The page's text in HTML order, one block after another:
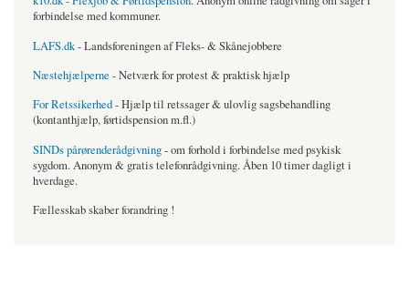
forbindelse med kommuner.
LAFS.dk- Landsforeningen af Fleks- & Skånejobbere
Næstehjælperne - Netværk for protest & praktisk hjælp
For Retssikerhed- Hjælp til retssager & ulovlig sagsbehandling
(kontanthjælp, førtidspension m.fl.)
SINDs pårørenderådgivning- om forhold i forbindelse med psykisk
sygdom. Anonym & gratis telefonrådgivning. Åben 10 timer dagligt i
hverdage.
Fællesskab skaber forandring !